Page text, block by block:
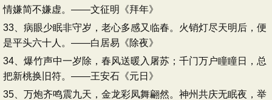
情嫌简不嫌虚。——文征明《拜年》
33、病眼少眠非守岁，老心多感又临春。火销灯尽天明后，便
是平头六十人。——白居易《除夜》
34、爆竹声中一岁除，春风送暖入屠苏；千门万户瞳瞳日，总
把新桃换旧符。——王安石《元日》
35、万炮齐鸣震九天，金龙彩凤舞翩然。神州共庆无眠夜，举